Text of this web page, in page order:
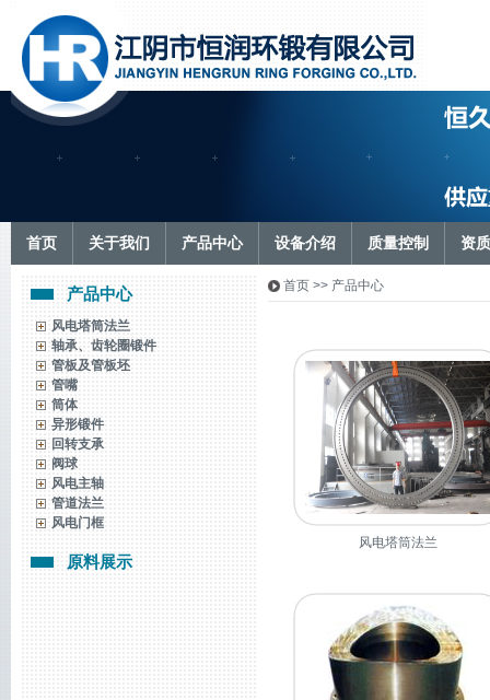
首页 关于我们 产品中心 设备介绍 质量控制 资
产品中心
风电塔筒法兰
轴承、齿轮圈锻件
管板及管板坯
管嘴
筒体
异形锻件
回转支承
阀球
风电主轴
管道法兰
风电门框
原料展示
首页 >> 产品中心
风电塔筒法兰